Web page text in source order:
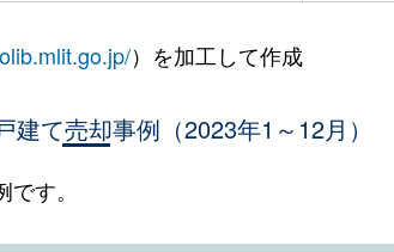
）を加工して作成
建て売却事例（2023年1～12月）
す。